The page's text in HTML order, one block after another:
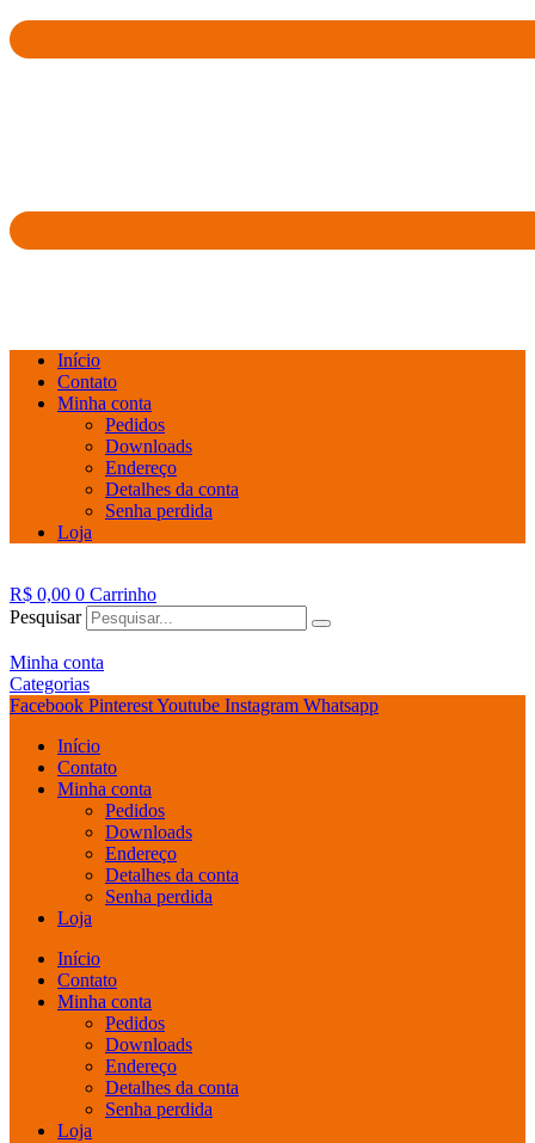
Início
Contato
Minha conta
Pedidos
Downloads
Endereço
Detalhes da conta
Senha perdida
Loja
R$ 0,00 0 Carrinho
Pesquisar
Minha conta
Categorias
Facebook PinterestYoutube Instagram Whatsapp
Início
Contato
Minha conta
Pedidos
Downloads
Endereço
Detalhes da conta
Senha perdida
Loja
Início
Contato
Minha conta
Pedidos
Downloads
Endereço
Detalhes da conta
Senha perdida
Loja